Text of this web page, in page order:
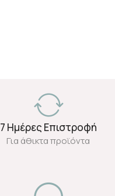
7 Ημέρες Επιστροφή
Για άθικτα προϊόντα